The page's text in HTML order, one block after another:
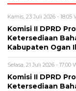
Kamis, 23 Juli 2026 - 18:05
Komisi II DPRD
Ketersediaan
Kabupaten Ogan
Selasa, 21 Juli 2026 - 17:00
Komisi II DPRD
Ketersediaan